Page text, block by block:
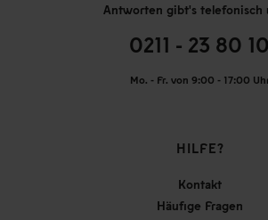
Antworten gibt's telefonisch
0211 - 23 80 10
Mo. - Fr. von 9:00 - 17:00
HILFE?
Kontakt
Häufige Fragen